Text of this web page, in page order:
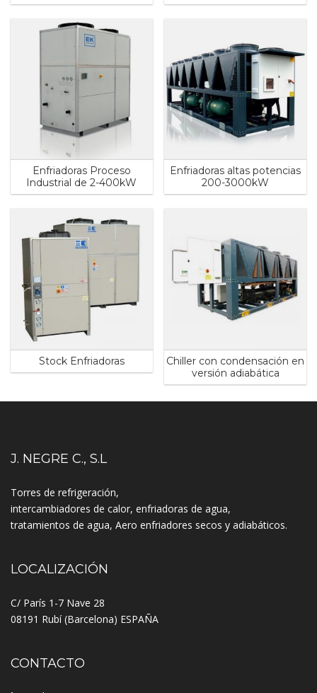
Enfriadoras Proceso
Industrial de 2-400kW
Enfriadoras altas potencias
200-3000kW
Stock Enfriadoras
Chiller con condensación en
versión adiabática
J. NEGRE C., S.L
Torres de refrigeración,
intercambiadores de calor, enfriadoras de agua,
tratamientos de agua, Aero enfriadores secos y adiabáticos.
LOCALIZACIÓN
C/ París 1-7 Nave 28
08191 Rubí (Barcelona) ESPAÑA
CONTACTO